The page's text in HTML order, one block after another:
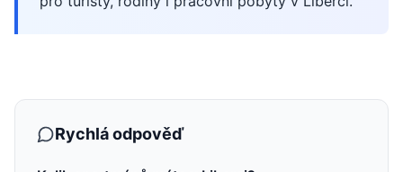
Rychlá odpověď